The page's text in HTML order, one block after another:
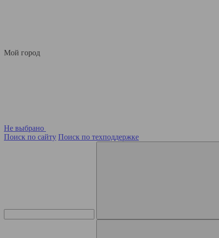
Мой город
Не выбрано
Поиск по сайту Поиск по техподдержке